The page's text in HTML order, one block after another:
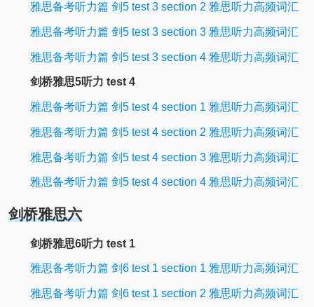
雅思备考听力篇 剑5 test 3 section 2 雅思听力高频词汇
雅思备考听力篇 剑5 test 3 section 3 雅思听力高频词汇
雅思备考听力篇 剑5 test 3 section 4 雅思听力高频词汇
剑桥雅思5听力 test 4
雅思备考听力篇 剑5 test 4 section 1 雅思听力高频词汇
雅思备考听力篇 剑5 test 4 section 2 雅思听力高频词汇
雅思备考听力篇 剑5 test 4 section 3 雅思听力高频词汇
雅思备考听力篇 剑5 test 4 section 4 雅思听力高频词汇
剑桥雅思六
剑桥雅思6听力 test 1
雅思备考听力篇 剑6 test 1 section 1 雅思听力高频词汇
雅思备考听力篇 剑6 test 1 section 2 雅思听力高频词汇